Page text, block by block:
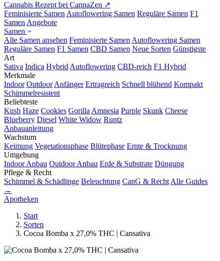
Cannabis Rezept bei CannaZen ↗
Feminisierte Samen Autoflowering Samen Reguläre Samen F1
Samen Angebote
Samen
Alle Samen ansehen Feminisierte Samen Autoflowering Samen
Reguläre Samen F1 Samen CBD Samen Neue Sorten Günstigste
Art
Sativa Indica Hybrid Autoflowering CBD-reich F1 Hybrid
Merkmale
Indoor Outdoor Anfänger Ertragreich Schnell blühend Kompakt
Schimmelresistent
Beliebteste
Kush Haze Cookies Gorilla Amnesia Purple Skunk Cheese
Blueberry Diesel White Widow Runtz
Anbauanleitung
Wachstum
Keimung Vegetationsphase Blütephase Ernte & Trocknung
Umgebung
Indoor Anbau Outdoor Anbau Erde & Substrate Düngung
Pflege & Recht
Schimmel & Schädlinge Beleuchtung CanG & Recht Alle Guides
→
Apotheken
Start
Sorten
Cocoa Bomba x 27,0% THC | Cansativa